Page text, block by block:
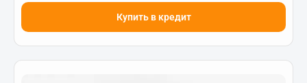
Купить в кредит